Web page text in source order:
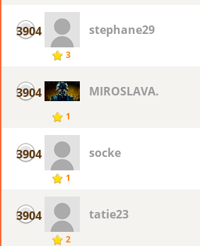
3904
3
stephane29
3904
1
MIROSLAVA.
3904
1
socke
3904
2
tatie23